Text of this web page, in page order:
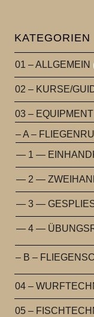
KATEGORIEN
01 – ALLGEMEIN
02 – KURSE/
03 – EQUIPMENT
– A –
— 1 —
— 2 —
— 3 —
— 4 —
– B –
04 –
05 –